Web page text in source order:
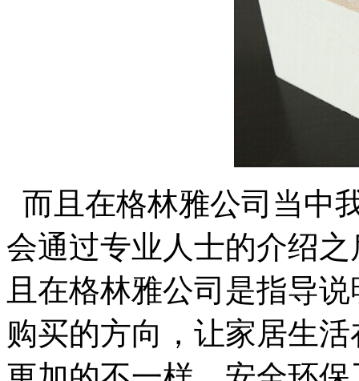
而且在格林雅公司当中
会通过专业人士的介绍
且在格林雅公司是指导
购买的方向，让家居生活